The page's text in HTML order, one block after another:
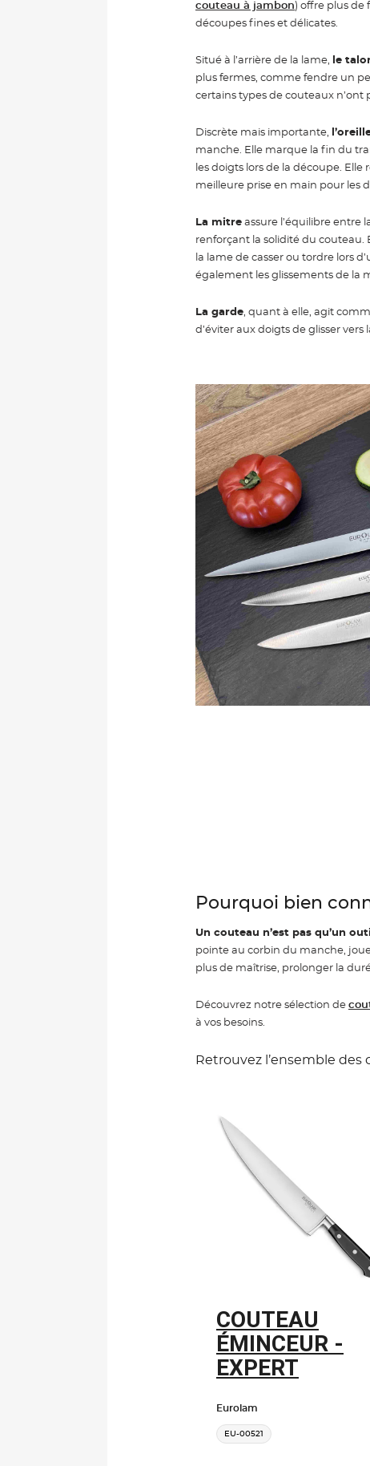
couteau à jambon) offre plus de
découpes fines et délicates.
Situé à l’arrière de la lame, le
plus fermes, comme fendre un
certains types de couteaux n’ont
Discrète mais importante,
manche. Elle marque la fin du
les doigts lors de la découpe.
meilleure prise en main pour les
La mitre assure l’équilibre entre
renforçant la solidité du couteau.
la lame de casser ou tordre lors
également les glissements de la
La garde, quant à elle, agit
d’éviter aux doigts de glisser vers
Pourquoi bien
Un couteau n’est pas qu’un
pointe au corbin du manche,
plus de maîtrise, prolonger la
Découvrez notre sélection de
à vos besoins.
Retrouvez l’ensemble
COUTEAU
ÉMINCEUR -
EXPERT
Eurolam
EU-00521